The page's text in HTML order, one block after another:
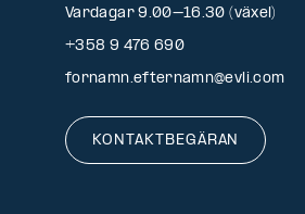
Vardagar 9.00–16.30 (växel)
+358 9 476 690
fornamn.efternamn@evli.com
KONTAKTBEGÄRAN